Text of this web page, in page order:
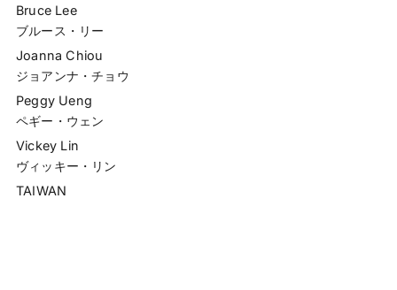
Bruce Lee
ブルース・リー
Joanna Chiou
ジョアンナ・チョウ
Peggy Ueng
ペギー・ウェン
Vickey Lin
ヴィッキー・リン
TAIWAN